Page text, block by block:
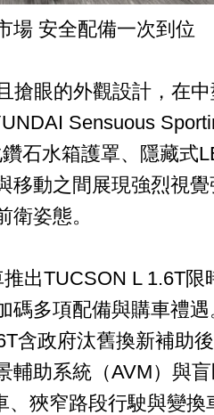
場 安全配備一次到位
搶眼的外觀設計，在
Sensuous
石水箱護罩、隱藏式
移動之間展現強烈視
衛姿態。
出TUCSON L 1.6T限
碼多項配備與購車禮
含政府汰舊換新補助
輔助系統（AVM）與
、狹窄路段行駛與變換